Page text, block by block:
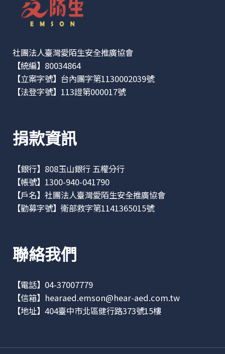
社團法人臺灣愛陌生安全推廣協會
【統編】80034864
【立案字號】台內團字第1130002039號
【法登字號】113證第000017號
捐款資訊
【銀行】808玉山銀行 五權分行
【帳號】1300-940-041790
【戶名】社團法人臺灣愛陌生安全推廣協會
【勸募字號】衛部救字第1141365015號
聯絡我們
【電話】04-37007779
【信箱】 hearaed.emson@hear-aed.com.tw
【地址】 404臺中市北區健行路373號15樓